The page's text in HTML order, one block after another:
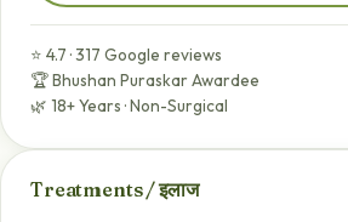
⭐ 4.7 · 317 Google reviews
🏆 Bhushan Puraskar Awardee
🌿 18+ Years · Non-Surgical
Treatments / इलाज